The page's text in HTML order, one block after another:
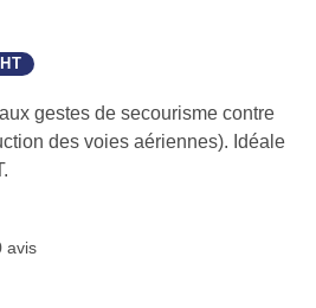
gestes de secourisme contre
des voies aériennes). Idéale
avis